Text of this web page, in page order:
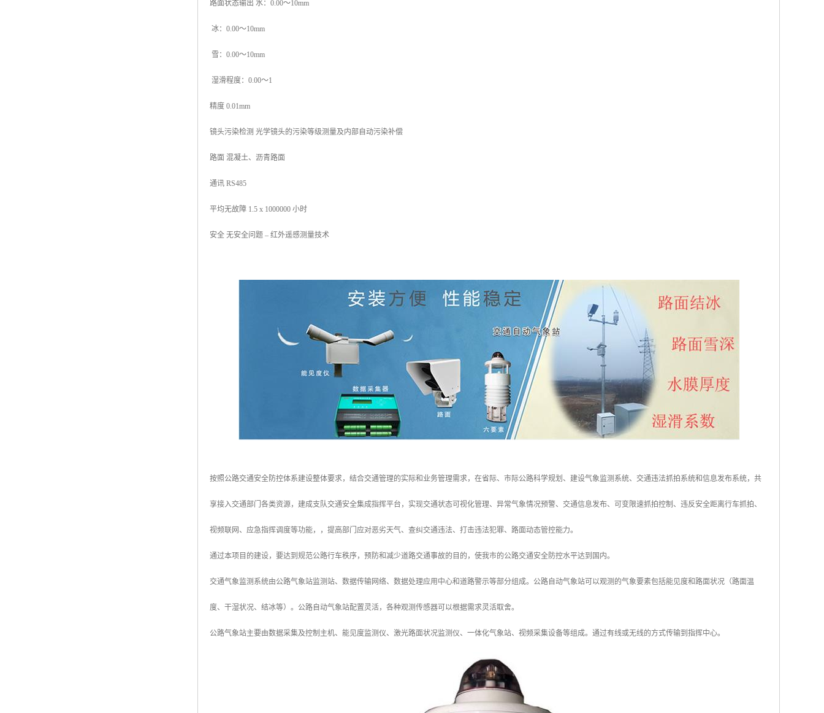
路面状态输出 水：0.00～10mm
冰：0.00～10mm
雪：0.00～10mm
湿滑程度：0.00～1
精度 0.01mm
镜头污染检测 光学镜头的污染等级测量及内部自动污染补偿
路面 混凝土、沥青路面
通讯 RS485
平均无故障 1.5 x 1000000 小时
安全 无安全问题 – 红外遥感测量技术
按照公路交通安全防控体系建设整体要求，结合交通管理的实际和业务管理需求，在省际、市际公路科学规划、建设气象监测系统、交通违法抓拍系统和信息发布系统，共
享接入交通部门各类资源，建成支队交通安全集成指挥平台，实现交通状态可视化管理、异常气象情况预警、交通信息发布、可变限速抓拍控制、违反安全距离行车抓拍、
视频联网、应急指挥调度等功能，，提高部门应对恶劣天气、查纠交通违法、打击违法犯罪、路面动态管控能力。
通过本项目的建设，要达到规范公路行车秩序，预防和减少道路交通事故的目的，使我市的公路交通安全防控水平达到国内。
交通气象监测系统由公路气象站监测站、数据传输网络、数据处理应用中心和道路警示等部分组成。公路自动气象站可以观测的气象要素包括能见度和路面状况（路面温
度、干湿状况、结冰等）。公路自动气象站配置灵活，各种观测传感器可以根据需求灵活取舍。
公路气象站主要由数据采集及控制主机、能见度监测仪、激光路面状况监测仪、一体化气象站、视频采集设备等组成。通过有线或无线的方式传输到指挥中心。